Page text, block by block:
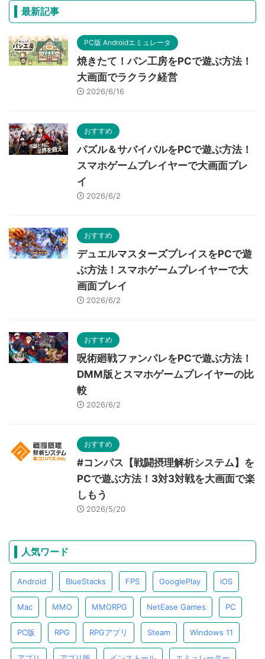
最新記事
PC版 Androidエミュレータ
焼きたて！パン工房をPCで遊ぶ方法！
大画面でラクラク経営
2026/6/16
おすすめ
パズル＆サバイバルをPCで遊ぶ方法！
スマホゲームプレイヤーで大画面プレ
イ
2026/6/2
おすすめ
デュエルマスターズプレイスをPCで遊
ぶ方法！スマホゲームプレイヤーで大
画面プレイ
2026/6/2
おすすめ
呪術廻戦ファンパレをPCで遊ぶ方法！
DMM版とスマホゲームプレイヤーの比
較
2026/6/2
おすすめ
#コンパス【戦闘摂理解析システム】を
PCで遊ぶ方法！3対3対戦を大画面で楽
しもう
2026/5/20
人気ワード
Android BlueStacks FPS GooglePlay iOS
Mac MMO MMORPG NetEase Games PC
PC版 RPG RPGアプリ Steam Windows 11